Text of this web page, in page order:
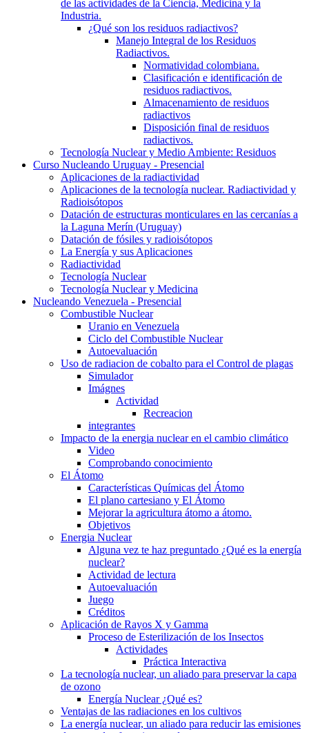
de las actividades de la Ciencia, Medicina y la
Industria.
¿Qué son los residuos radiactivos?
Manejo Integral de los Residuos
Radiactivos.
Normatividad colombiana.
Clasificación e identificación de
residuos radiactivos.
Almacenamiento de residuos
radiactivos
Disposición final de residuos
radiactivos.
Tecnología Nuclear y Medio Ambiente: Residuos
Curso Nucleando Uruguay - Presencial
Aplicaciones de la radiactividad
Aplicaciones de la tecnología nuclear. Radiactividad y
Radioisótopos
Datación de estructuras monticulares en las cercanías a
la Laguna Merín (Uruguay)
Datación de fósiles y radioisótopos
La Energía y sus Aplicaciones
Radiactividad
Tecnología Nuclear
Tecnología Nuclear y Medicina
Nucleando Venezuela - Presencial
Combustible Nuclear
Uranio en Venezuela
Ciclo del Combustible Nuclear
Autoevaluación
Uso de radiacion de cobalto para el Control de plagas
Simulador
Imágnes
Actividad
Recreacion
integrantes
Impacto de la energia nuclear en el cambio climático
Video
Comprobando conocimiento
El Átomo
Características Químicas del Átomo
El plano cartesiano y El Átomo
Mejorar la agricultura átomo a átomo.
Objetivos
Energia Nuclear
Alguna vez te haz preguntado ¿Qué es la energía
nuclear?
Actividad de lectura
Autoevaluación
Juego
Créditos
Aplicación de Rayos X y Gamma
Proceso de Esterilización de los Insectos
Actividades
Práctica Interactiva
La tecnología nuclear, un aliado para preservar la capa
de ozono
Energía Nuclear ¿Qué es?
Ventajas de las radiaciones en los cultivos
La energía nuclear, un aliado para reducir las emisiones